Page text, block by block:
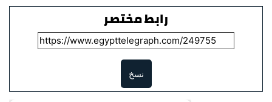
رابط مختصر
نسخ